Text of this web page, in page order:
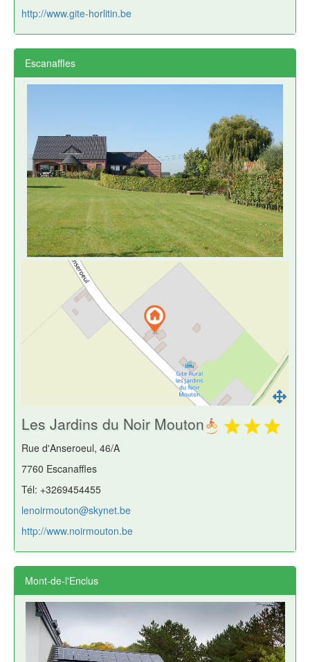
http://www.gite-horlitin.be
Escanaffles
Les Jardins du Noir Mouton
Rue d'Anseroeul, 46/A
7760 Escanaffles
Tél: +3269454455
lenoirmouton@skynet.be
http://www.noirmouton.be
Mont-de-l'Enclus